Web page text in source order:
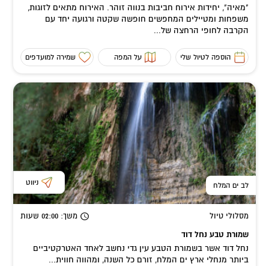
"מאיה", יחידות אירוח חביבות בנווה זוהר. האירוח מתאים לזוגות,
משפחות ומטיילים המחפשים חופשה שקטה ורגועה יחד עם
הקרבה לחופי הרחצה של...
הוספה לטיול שלי על המפה שמירה למועדפים
לב ים המלח ניווט
מסלולי טיול משך: 02:00 שעות
שמורת טבע נחל דוד
נחל דוד אשר בשמורת הטבע עין גדי נחשב לאחד האטרקטיביים
ביותר מנחלי ארץ ים המלח, זורם כל השנה, ומהווה חווית...